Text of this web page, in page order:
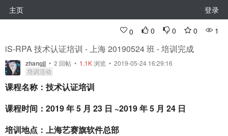
主页 登录
0 0 0 0 1
iS-RPA 技术认证培训 - 上海 20190524 班 - 培训完成
zhangjj • 2 回帖 • 1.1K浏览 • 2019-05-24 16:29:16
培训活动
课程名称：技术认证培训
课程时间：2019 年 5 月 23 日 ~2019 年 5 月 24 日
培训地点：上海艺赛旗软件总部